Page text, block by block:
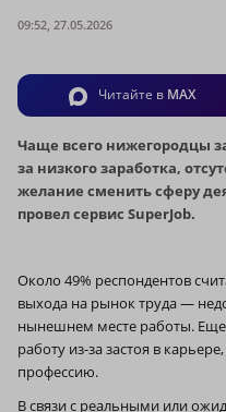
09:52, 27.05.2026
Читайте в MAX
Чаще всего нижегородцы
за низкого заработка,
желание сменить сферу
провел сервис SuperJob.
Около 49% респондентов
выхода на рынок труда —
нынешнем месте работы.
работу из-за застоя в
профессию.
В связи с реальными или